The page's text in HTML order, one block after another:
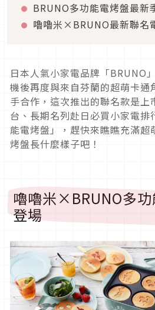
BRUNO多功能電烤盤最新
嚕嚕米×BRUNO最新聯名
日本人氣小家電品牌「BRUNO
機後再度與來自芬蘭的超萌卡通
手合作，這次推出的聯名款是上
台、長期名列赴日必買小家電排
能電烤盤」，趕快來瞧瞧充滿超
烤盤長什麼樣子吧！
嚕嚕米×BRUNO多
登場